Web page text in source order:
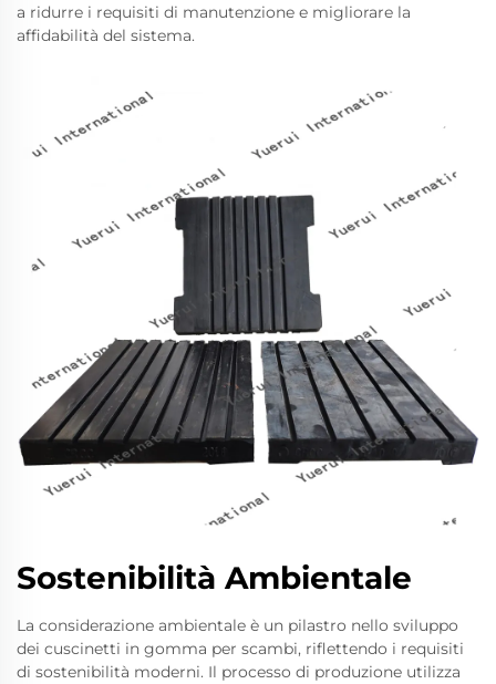
a ridurre i requisiti di manutenzione e migliorare la
affidabilità del sistema.
Sostenibilità Ambientale
La considerazione ambientale è un pilastro nello sviluppo
dei cuscinetti in gomma per scambi, riflettendo i requisiti
di sostenibilità moderni. Il processo di produzione utilizza